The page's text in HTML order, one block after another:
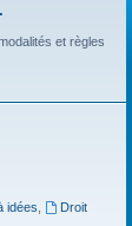
et règles
idées
Droit